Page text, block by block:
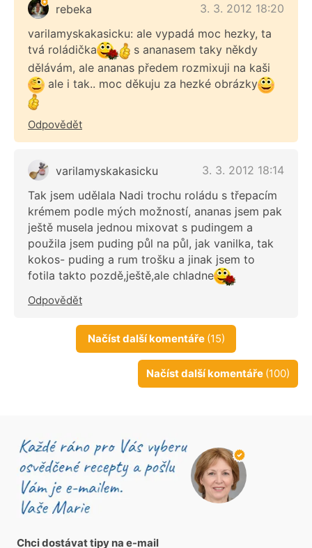
rebeka
3. 3. 2012 18:20
varilamyskakasicku: ale vypadá moc hezky, ta
tvá roládička
s ananasem taky někdy
dělávám, ale ananas předem rozmixuji na kaši
ale i tak.. moc děkuju za hezké obrázky
Odpovědět
varilamyskakasicku
3. 3. 2012 18:14
Tak jsem udělala Nadi trochu roládu s třepacím
krémem podle mých možností, ananas jsem pak
ještě musela jednou mixovat s pudingem a
použila jsem puding půl na půl, jak vanilka, tak
kokos- puding a rum trošku a jinak jsem to
fotila takto pozdě,ještě,ale chladne
Odpovědět
Načíst další komentáře (15)
Načíst další komentáře (100)
Chci dostávat tipy na e-mail